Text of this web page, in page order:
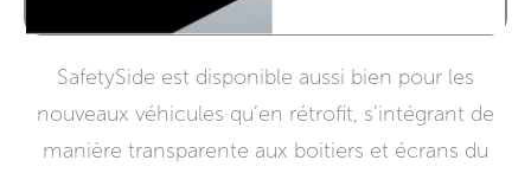
SafetySide est disponible aussi bien pour les
nouveaux véhicules qu’en rétrofit, s’intégrant de
manière transparente aux boitiers et écrans du